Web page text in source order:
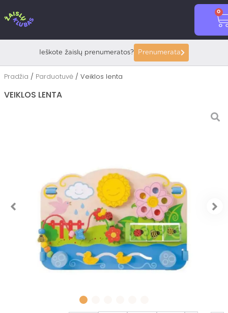
prie
0
Ieškote žaislų prenumeratos? Prenumerata
Pradžia / Parduotuvė / Veiklos lenta
VEIKLOS LENTA